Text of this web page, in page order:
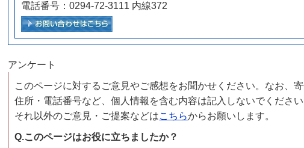
電話番号：0294-72-3111 内線372
アンケート
このページに対するご意見やご感想をお聞かせください。なお、
住所・電話番号など、個人情報を含む内容は記入しないでください
それ以外のご意見・ご提案などはこちらからお願いします。
Q.このページはお役に立ちましたか？